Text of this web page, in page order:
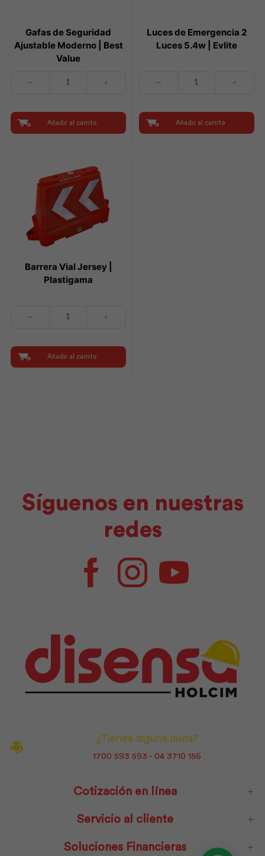
Gafas de Seguridad
Ajustable Moderno | Best
Value
Ajustable
Moderno
|
Añadir al carrito
Luces de Emergencia 2
Luces 5.4w | Evlite
2
Luces
5.4w
Añadir al carrito
Barrera Vial Jersey |
Plastigama
Plastigama
cantidad
Añadir al carrito
Síguenos en nuestras
redes
FacebookInstagramYoutube
¿Tienes alguna duda?
1700 593 593 - 04 3710 156
Cotización en línea
Servicio al cliente
Soluciones Financieras